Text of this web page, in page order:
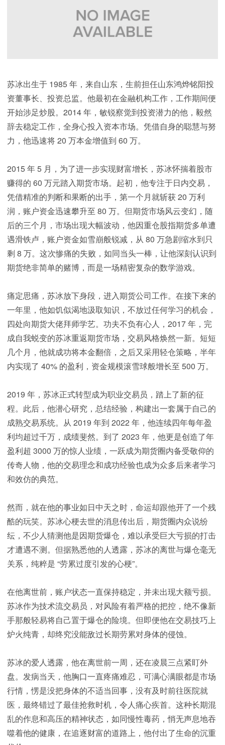
苏冰出生于 1985 年，来自山东，生前担任山东鸿烨铭阳投
资董事长、投资总监。他最初在金融机构工作，工作期间便
开始涉足炒股。2014 年，敏锐察觉到投资潜力的他，毅然
辞去稳定工作，全身心投入资本市场。凭借自身的聪慧与努
力，他迅速将 20 万本金增值到 60 万。
2015 年 5 月，为了进一步实现财富增长，苏冰怀揣着股市
赚得的 60 万元踏入期货市场。起初，他专注于日内交易，
凭借精准的判断和果断的出手，第一个月就斩获 20 万利
润，账户资金迅速攀升至 80 万。但期货市场风云变幻，随
后的三个月，市场出现大幅波动，他因重仓股指期货多单遭
遇滑铁卢，账户资金如雪崩般锐减，从 80 万急剧缩水到只
剩 8 万。这次惨痛的失败，如同当头一棒，让他深刻认识到
期货绝非简单的赌博，而是一场精密复杂的数学游戏。
痛定思痛，苏冰放下身段，进入期货公司工作。在接下来的
一年里，他如饥似渴地汲取知识，不放过任何学习的机会，
四处向期货大佬拜师学艺。功夫不负有心人，2017 年，完
成自我蜕变的苏冰重返期货市场，交易风格焕然一新。短短
几个月，他就成功将本金翻倍，之后又采用轻仓策略，半年
内实现了 40% 的盈利，资金规模滚雪球般增长至 500 万。
2019 年，苏冰正式转型成为职业交易员，踏上了新的征
程。此后，他潜心研究，总结经验，构建出一套属于自己的
成熟交易系统。从 2019 年到 2022 年，他连续四年每年盈
利均超过千万，成绩斐然。到了 2023 年，他更是创造了年
盈利超 3000 万的惊人业绩，一跃成为期货圈内备受敬仰的
传奇人物，他的交易理念和成功经验也成为众多后来者学习
和效仿的典范。
然而，就在他的事业如日中天之时，命运却跟他开了一个残
酷的玩笑。苏冰心梗去世的消息传出后，期货圈内众说纷
纭，不少人猜测他是因期货爆仓，难以承受巨大亏损的打击
才遭遇不测。但据熟悉他的人透露，苏冰的离世与爆仓毫无
关系，纯粹是 “劳累过度引发的心梗”。
在他离世前，账户状态一直保持稳定，并未出现大额亏损。
苏冰作为技术流交易员，对风险有着严格的把控，绝不像新
手那般轻易将自己置于爆仓的险境。但即便他在交易技巧上
炉火纯青，却终究没能敌过长期劳累对身体的侵蚀。
苏冰的爱人透露，他在离世前一周，还在凌晨三点紧盯外
盘。发病当天，他胸口一直疼痛难忍，可满心满眼都是市场
行情，愣是没把身体的不适当回事，没有及时前往医院就
医，最终错过了最佳抢救时机，令人痛心疾首。这种长期混
乱的作息和高压的精神状态，如同慢性毒药，悄无声息地吞
噬着他的健康，在追逐财富的道路上，他付出了生命的沉重